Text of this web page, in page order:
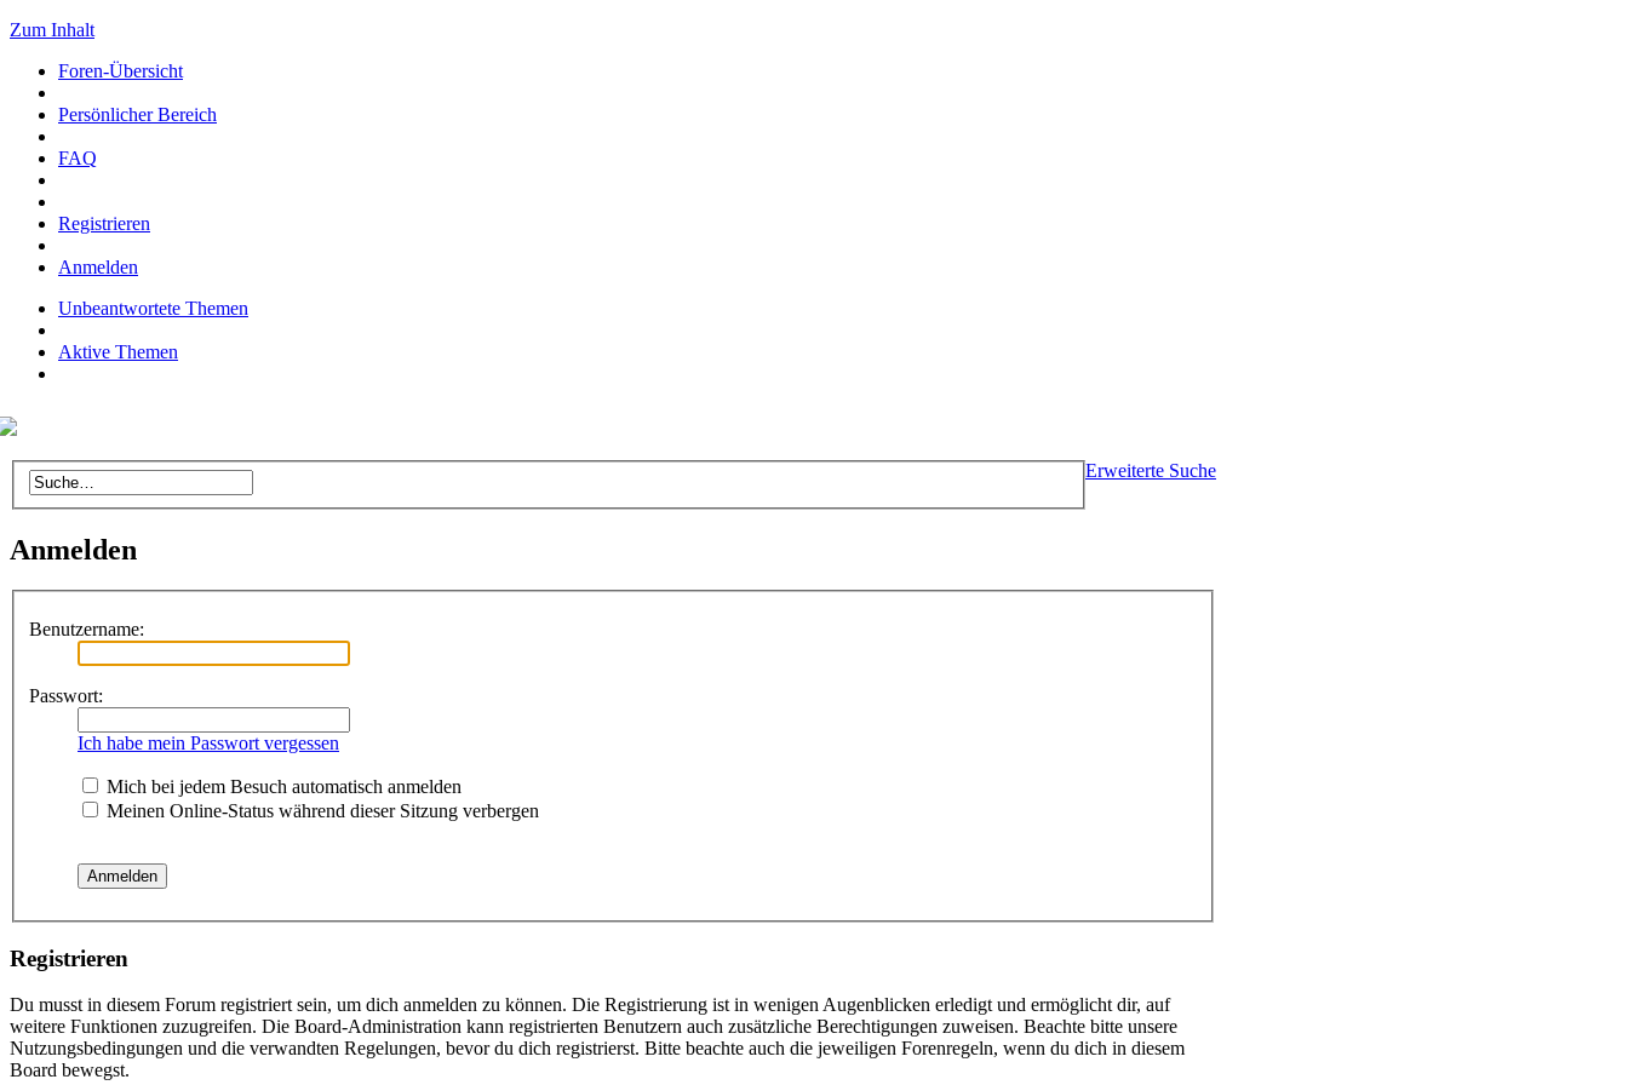
Zum Inhalt
Foren-Übersicht
Persönlicher Bereich
FAQ
Registrieren
Anmelden
Unbeantwortete Themen
Aktive Themen
Erweiterte Suche
Anmelden
Benutzername:
Passwort:
Ich habe mein Passwort vergessen
Mich bei jedem Besuch automatisch anmelden
Meinen Online-Status während dieser Sitzung verbergen
Registrieren
Du musst in diesem Forum registriert sein, um dich anmelden zu können. Die Registrierung ist in wenigen Augenblicken erledigt und ermöglicht dir, auf
weitere Funktionen zuzugreifen. Die Board-Administration kann registrierten Benutzern auch zusätzliche Berechtigungen zuweisen. Beachte bitte unsere
Nutzungsbedingungen und die verwandten Regelungen, bevor du dich registrierst. Bitte beachte auch die jeweiligen Forenregeln, wenn du dich in diesem
Board bewegst.